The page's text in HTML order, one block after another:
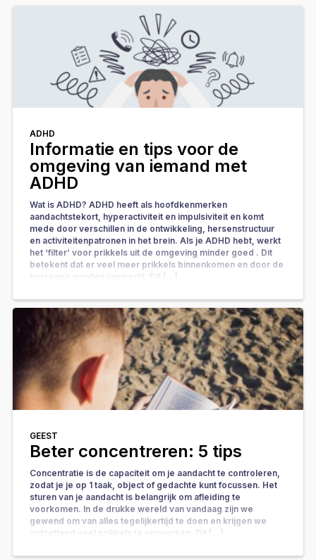
ADHD
Informatie en tips voor de
omgeving van iemand met
ADHD
Wat is ADHD? ADHD heeft als hoofdkenmerken
aandachtstekort, hyperactiviteit en impulsiviteit en komt
mede door verschillen in de ontwikkeling, hersenstructuur
en activiteitenpatronen in het brein. Als je ADHD hebt, werkt
het ‘filter’ voor prikkels uit de omgeving minder goed . Dit
betekent dat er veel meer prikkels binnenkomen en door de
hersenen worden verwerkt. Dit […]
GEEST
Beter concentreren: 5 tips
Concentratie is de capaciteit om je aandacht te controleren,
zodat je je op 1 taak, object of gedachte kunt focussen. Het
sturen van je aandacht is belangrijk om afleiding te
voorkomen. In de drukke wereld van vandaag zijn we
gewend om van alles tegelijkertijd te doen en krijgen we
ontzettend veel prikkels te verwerken. Dit […]